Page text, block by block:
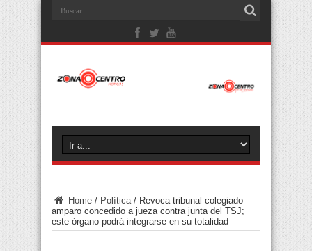
Home / Política / Revoca tribunal colegiado
amparo concedido a jueza contra junta del TSJ;
este órgano podrá integrarse en su totalidad